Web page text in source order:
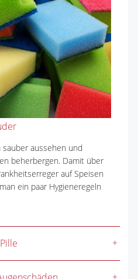
sauber aussehen und
beherbergen. Damit über
auf Speisen
ein paar Hygieneregeln